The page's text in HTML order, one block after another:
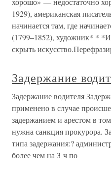
1929), американская
начинается там, где
(1799–1852), художник* *
скрыть
Задержание
Задержание водителя
применено в случае
задержанием и арестом в
нужна санкция прокурора.
типа задержания:?
более чем на 3 ч по